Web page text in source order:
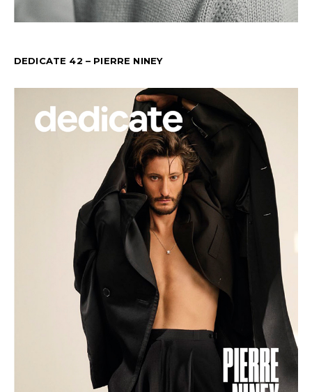
DEDICATE 42 – PIERRE NINEY